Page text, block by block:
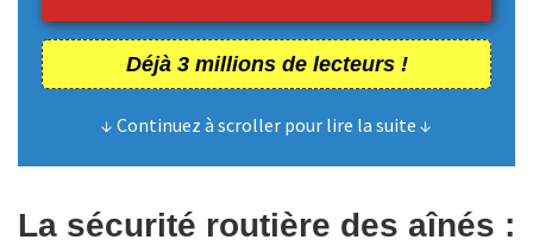
Déjà 3 millions de lecteurs !
↓ Continuez à scroller pour lire la suite ↓
La sécurité routière des aînés :